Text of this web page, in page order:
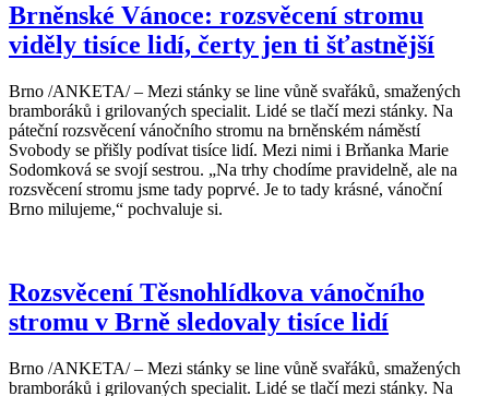
Brněnské Vánoce: rozsvěcení stromu
viděly tisíce lidí, čerty jen ti šťastnější
Brno /ANKETA/ – Mezi stánky se line vůně svařáků, smažených
bramboráků i grilovaných specialit. Lidé se tlačí mezi stánky. Na
páteční rozsvěcení vánočního stromu na brněnském náměstí
Svobody se přišly podívat tisíce lidí. Mezi nimi i Brňanka Marie
Sodomková se svojí sestrou. „Na trhy chodíme pravidelně, ale na
rozsvěcení stromu jsme tady poprvé. Je to tady krásné, vánoční
Brno milujeme,“ pochvaluje si.
Rozsvěcení Těsnohlídkova vánočního
stromu v Brně sledovaly tisíce lidí
Brno /ANKETA/ – Mezi stánky se line vůně svařáků, smažených
bramboráků i grilovaných specialit. Lidé se tlačí mezi stánky. Na